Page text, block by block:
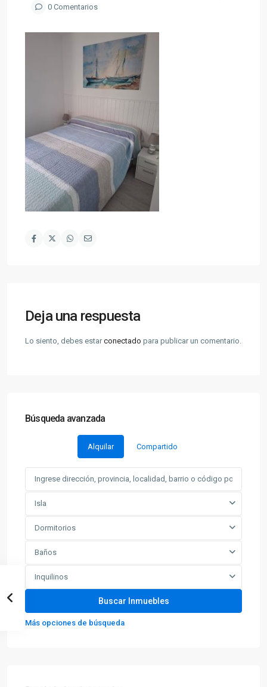
0 Comentarios
Deja una respuesta
Lo siento, debes estarconectado para publicar un comentario.
Búsqueda avanzada
Alquilar Compartido
Isla
Dormitorios
Baños
Inquilinos
Más opciones de búsqueda